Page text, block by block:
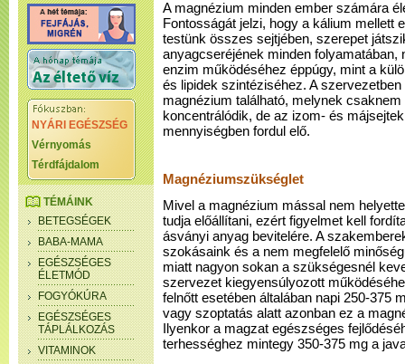
NYÁRI EGÉSZSÉG
Vérnyomás
Térdfájdalom
TÉMÁINK
BETEGSÉGEK
BABA-MAMA
EGÉSZSÉGES
ÉLETMÓD
FOGYÓKÚRA
EGÉSZSÉGES
TÁPLÁLKOZÁS
VITAMINOK
A magnézium minden ember számára
Fontosságát jelzi, hogy a kálium mellett
testünk összes sejtjében, szerepet
anyagcseréjének minden folyamatában,
enzim működéséhez éppúgy, mint a
és lipidek szintéziséhez. A
magnézium található, melynek
koncentrálódik, de az izom- és
mennyiségben fordul elő.
Magnéziumszükséglet
Mivel a magnézium mással nem
tudja előállítani, ezért figyelmet kell
ásványi anyag bevitelére. A
szokásaink és a nem megfelelő
miatt nagyon sokan a szükségesnél
szervezet kiegyensúlyozott
felnőtt esetében általában napi 250-375
vagy szoptatás alatt azonban ez a
Ilyenkor a magzat egészséges
terhességhez mintegy 350-375 mg a